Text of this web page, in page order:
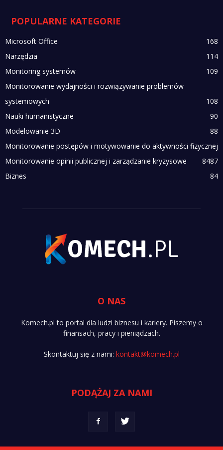
POPULARNE KATEGORIE
Microsoft Office
168
Narzędzia
114
Monitoring systemów
109
Monitorowanie wydajności i rozwiązywanie problemów
systemowych
108
Nauki humanistyczne
90
Modelowanie 3D
88
Monitorowanie postępów i motywowanie do aktywności fizycznej
87
Monitorowanie opinii publicznej i zarządzanie kryzysowe
84
Biznes
84
O NAS
Komech.pl to portal dla ludzi biznesu i kariery. Piszemy o
finansach, pracy i pieniądzach.
Skontaktuj się z nami: kontakt@komech.pl
PODĄŻAJ ZA NAMI